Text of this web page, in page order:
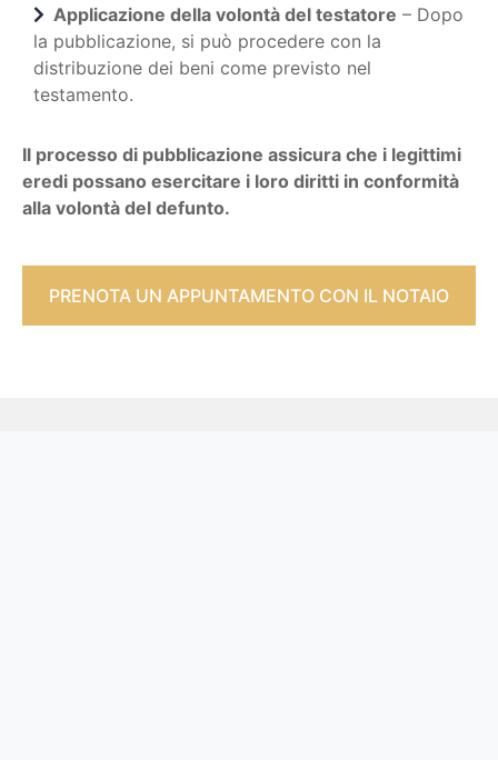
Applicazione della volontà del testatore – Dopo
la pubblicazione, si può procedere con la
distribuzione dei beni come previsto nel
testamento.
Il processo di pubblicazione assicura che i legittimi
eredi possano esercitare i loro diritti in conformità
alla volontà del defunto.
PRENOTA UN APPUNTAMENTO CON IL NOTAIO